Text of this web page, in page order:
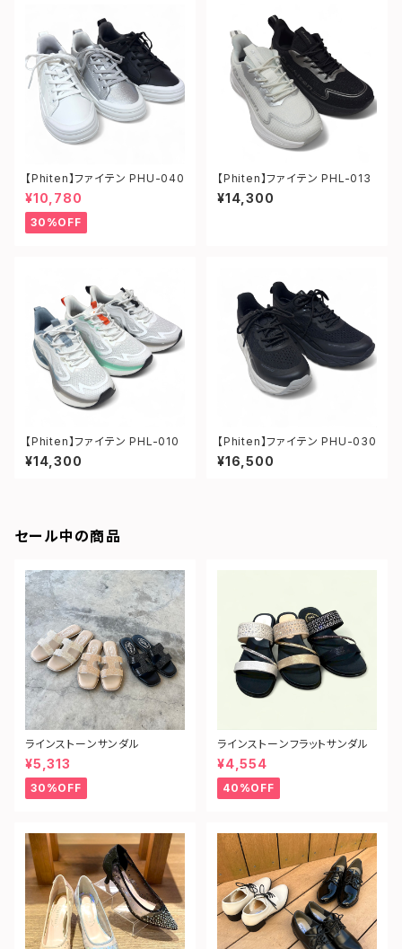
【Phiten】ファイテン PHU-040
¥10,780
30%OFF
【Phiten】ファイテン PHL-013
¥14,300
【Phiten】ファイテン PHL-010
¥14,300
【Phiten】ファイテン PHU-030
¥16,500
セール中の商品
ラインストーンサンダル
¥5,313
30%OFF
ラインストーンフラットサンダル
¥4,554
40%OFF